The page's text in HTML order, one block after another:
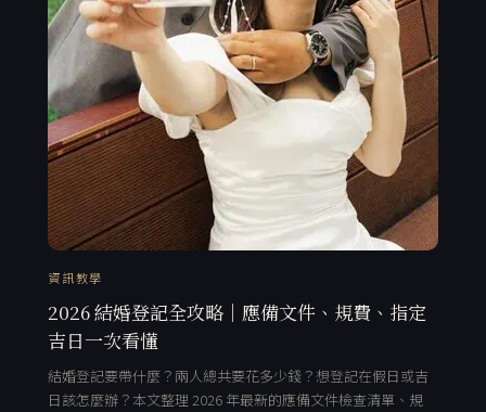
資訊教學
2026 結婚登記全攻略｜應備文件、規費、指定
吉日一次看懂
結婚登記要帶什麼？兩人總共要花多少錢？想登記在假日或吉
日該怎麼辦？本文整理 2026 年最新的應備文件檢查清單、規